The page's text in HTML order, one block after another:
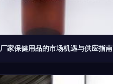
家保健用品的市场机遇与供应指南